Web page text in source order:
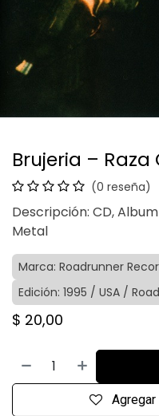
Brujeria – Raza
(0 reseña)
Descripción: CD,
Metal
Marca: Roadrunner
Edición: 1995 / USA /
$ 20,00